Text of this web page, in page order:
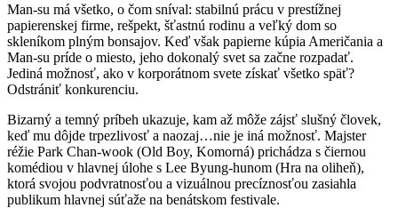
Man-su má všetko, o čom sníval: stabilnú prácu v prestížnej
papierenskej firme, rešpekt, šťastnú rodinu a veľký dom so
skleníkom plným bonsajov. Keď však papierne kúpia Američania a
Man-su príde o miesto, jeho dokonalý svet sa začne rozpadať.
Jediná možnosť, ako v korporátnom svete získať všetko späť?
Odstrániť konkurenciu.
Bizarný a temný príbeh ukazuje, kam až môže zájsť slušný človek,
keď mu dôjde trpezlivosť a naozaj…nie je iná možnosť. Majster
réžie Park Chan-wook (Old Boy, Komorná) prichádza s čiernou
komédiou v hlavnej úlohe s Lee Byung-hunom (Hra na oliheň),
ktorá svojou podvratnosťou a vizuálnou precíznosťou zasiahla
publikum hlavnej súťaže na benátskom festivale.